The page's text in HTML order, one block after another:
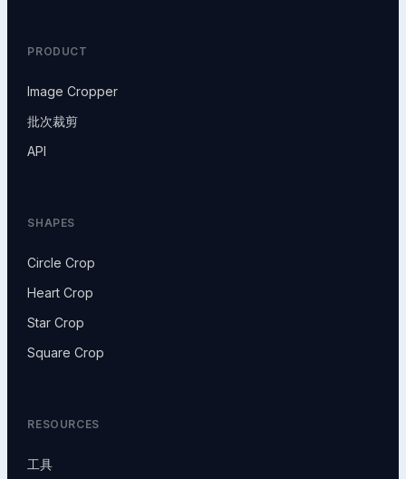
PRODUCT
Image Cropper
批次裁剪
API
SHAPES
Circle Crop
Heart Crop
Star Crop
Square Crop
RESOURCES
工具